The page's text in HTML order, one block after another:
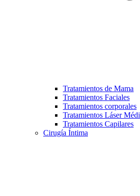
Tratamientos de Mama
Tratamientos Faciales
Tratamientos corporales
Tratamientos Láser
Tratamientos Capilares
Cirugía Íntima